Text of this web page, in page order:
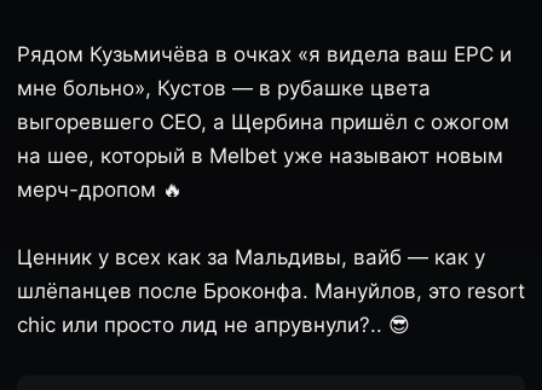
Рядом Кузьмичёва в очках «я видела ваш EPC и
мне больно», Кустов — в рубашке цвета
выгоревшего CEO, а Щербина пришёл с ожогом
на шее, который в Melbet уже называют новым
мерч-дропом 🔥
Ценник у всех как за Мальдивы, вайб — как у
шлёпанцев после Броконфа. Мануйлов, это resort
chic или просто лид не апрувнули?.. 😎